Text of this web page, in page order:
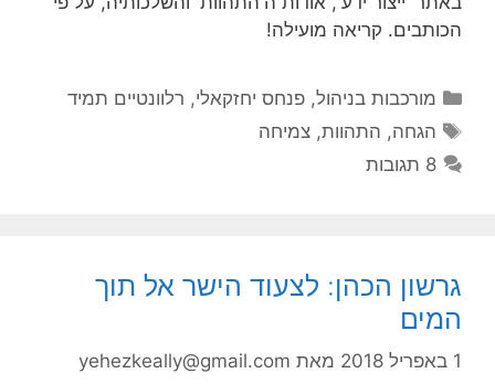
הכותבים. קריאה מועילה!
קטגוריות
מורכבות בניהול,פנחס יחזקאלי, רלוונטיים תמיד
תגיות
הגחה, התהוות,צמיחה
8 תגובות
גרשון הכהן: לצעוד הישר אל תוך
המים
1 באפריל 2018 מאת yehezkeally@gmail.com